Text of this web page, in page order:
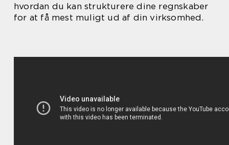
hvordan du kan strukturere dine regnskaber
for at få mest muligt ud af din virksomhed.